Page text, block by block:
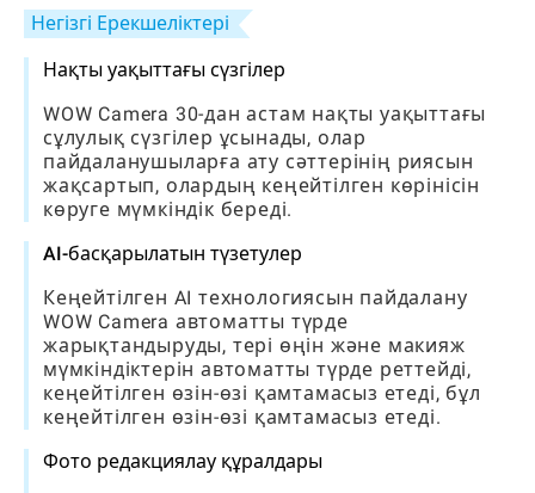
толық нұсқаулық
Негізгі Ерекшеліктері
Нақты уақыттағы сүзгілер
WOW Camera 30-дан астам нақты уақыттағы
сұлулық сүзгілер ұсынады, олар
пайдаланушыларға ату сәттерінің риясын
жақсартып, олардың кеңейтілген көрінісін
көруге мүмкіндік береді.
AI-басқарылатын түзетулер
Кеңейтілген AI технологиясын пайдалану
WOW Camera автоматты түрде
жарықтандыруды, тері өңін және макияж
мүмкіндіктерін автоматты түрде реттейді,
кеңейтілген өзін-өзі қамтамасыз етеді, бұл
кеңейтілген өзін-өзі қамтамасыз етеді.
Фото редакциялау құралдары